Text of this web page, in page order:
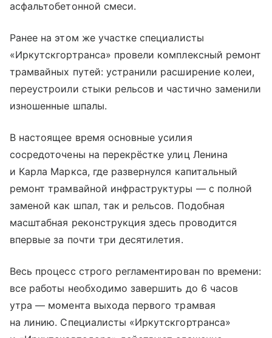
асфальтобетонной смеси.
Ранее на этом же участке специалисты
«Иркутскгортранса» провели комплексный ремонт
трамвайных путей: устранили расширение колеи,
переустроили стыки рельсов и частично заменили
изношенные шпалы.
В настоящее время основные усилия
сосредоточены на перекрёстке улиц Ленина
и Карла Маркса, где развернулся капитальный
ремонт трамвайной инфраструктуры — с полной
заменой как шпал, так и рельсов. Подобная
масштабная реконструкция здесь проводится
впервые за почти три десятилетия.
Весь процесс строго регламентирован по времени:
все работы необходимо завершить до 6 часов
утра — момента выхода первого трамвая
на линию. Специалисты «Иркутскгортранса»